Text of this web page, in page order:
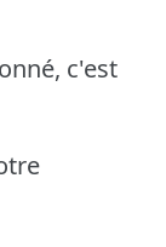
c'est